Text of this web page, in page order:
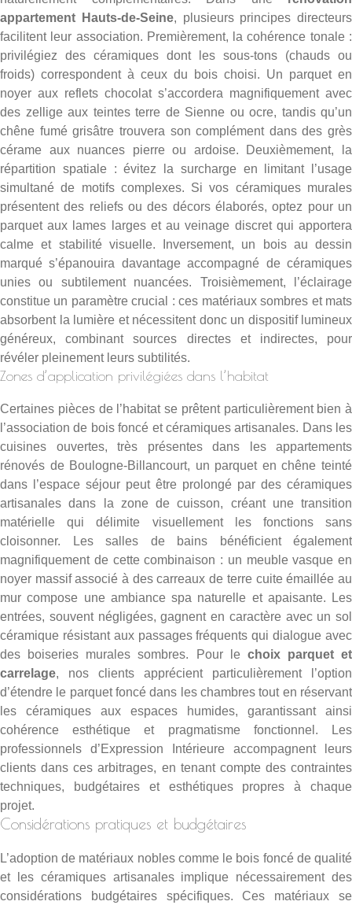
appartement Hauts-de-Seine, plusieurs principes directeurs
facilitent leur association. Premièrement, la cohérence tonale :
privilégiez des céramiques dont les sous-tons (chauds ou
froids) correspondent à ceux du bois choisi. Un parquet en
noyer aux reflets chocolat s’accordera magnifiquement avec
des zellige aux teintes terre de Sienne ou ocre, tandis qu’un
chêne fumé grisâtre trouvera son complément dans des grès
cérame aux nuances pierre ou ardoise. Deuxièmement, la
répartition spatiale : évitez la surcharge en limitant l’usage
simultané de motifs complexes. Si vos céramiques murales
présentent des reliefs ou des décors élaborés, optez pour un
parquet aux lames larges et au veinage discret qui apportera
calme et stabilité visuelle. Inversement, un bois au dessin
marqué s’épanouira davantage accompagné de céramiques
unies ou subtilement nuancées. Troisièmement, l’éclairage
constitue un paramètre crucial : ces matériaux sombres et mats
absorbent la lumière et nécessitent donc un dispositif lumineux
généreux, combinant sources directes et indirectes, pour
révéler pleinement leurs subtilités.
Zones d’application privilégiées dans l’habitat
Certaines pièces de l’habitat se prêtent particulièrement bien à
l’association de bois foncé et céramiques artisanales. Dans les
cuisines ouvertes, très présentes dans les appartements
rénovés de Boulogne-Billancourt, un parquet en chêne teinté
dans l’espace séjour peut être prolongé par des céramiques
artisanales dans la zone de cuisson, créant une transition
matérielle qui délimite visuellement les fonctions sans
cloisonner. Les salles de bains bénéficient également
magnifiquement de cette combinaison : un meuble vasque en
noyer massif associé à des carreaux de terre cuite émaillée au
mur compose une ambiance spa naturelle et apaisante. Les
entrées, souvent négligées, gagnent en caractère avec un sol
céramique résistant aux passages fréquents qui dialogue avec
des boiseries murales sombres. Pour le choix parquet et
carrelage, nos clients apprécient particulièrement l’option
d’étendre le parquet foncé dans les chambres tout en réservant
les céramiques aux espaces humides, garantissant ainsi
cohérence esthétique et pragmatisme fonctionnel. Les
professionnels d’Expression Intérieure accompagnent leurs
clients dans ces arbitrages, en tenant compte des contraintes
techniques, budgétaires et esthétiques propres à chaque
projet.
Considérations pratiques et budgétaires
L’adoption de matériaux nobles comme le bois foncé de qualité
et les céramiques artisanales implique nécessairement des
considérations budgétaires spécifiques. Ces matériaux se